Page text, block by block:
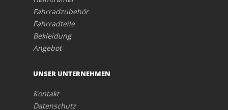
Fahrradzubehör
Fahrradteile
Bekleidung
Angebot
UNSER UNTERNEHMEN
Kontakt
Datenschutz